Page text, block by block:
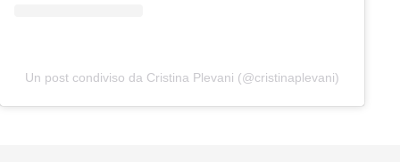
Un post condiviso da Cristina Plevani (@cristinaplevani)